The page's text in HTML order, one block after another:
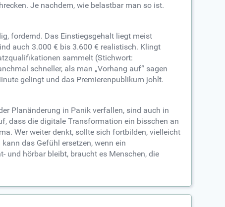
Je nachdem, wie belastbar man so ist.
fordernd. Das Einstiegsgehalt liegt meist
auch 3.000 € bis 3.600 € realistisch. Klingt
sammelt (Stichwort:
schneller, als man „Vorhang auf“ sagen
gelingt und das Premierenpublikum johlt.
Planänderung in Panik verfallen, sind auch in
dass die digitale Transformation ein bisschen an
Wer weiter denkt, sollte sich fortbilden, vielleicht
das Gefühl ersetzen, wenn ein
und hörbar bleibt, braucht es Menschen, die